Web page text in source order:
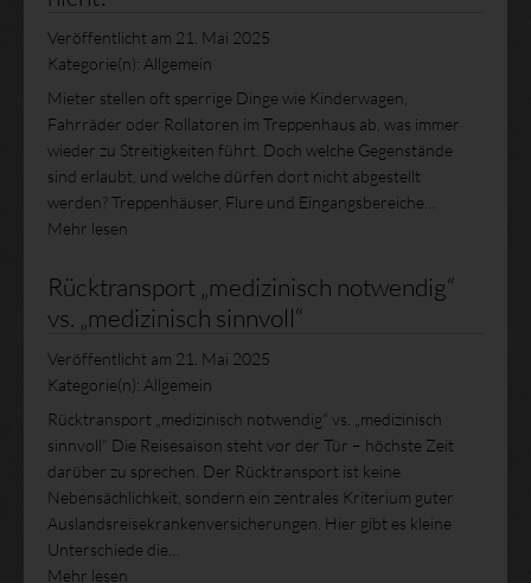
Veröffentlicht am 21. Mai 2025
Kategorie(n): Allgemein
Mieter stellen oft sperrige Dinge wie Kinderwagen,
Fahrräder oder Rollatoren im Treppenhaus ab, was immer
wieder zu Streitigkeiten führt. Doch welche Gegenstände
sind erlaubt, und welche dürfen dort nicht abgestellt
werden? Treppenhäuser, Flure und Eingangsbereiche…
Mehr lesen
Rücktransport „medizinisch notwendig“
vs. „medizinisch sinnvoll“
Veröffentlicht am 21. Mai 2025
Kategorie(n): Allgemein
Rücktransport „medizinisch notwendig“ vs. „medizinisch
sinnvoll“ Die Reisesaison steht vor der Tür – höchste Zeit
darüber zu sprechen. Der Rücktransport ist keine
Nebensächlichkeit, sondern ein zentrales Kriterium guter
Auslandsreisekrankenversicherungen. Hier gibt es kleine
Unterschiede die…
Mehr lesen